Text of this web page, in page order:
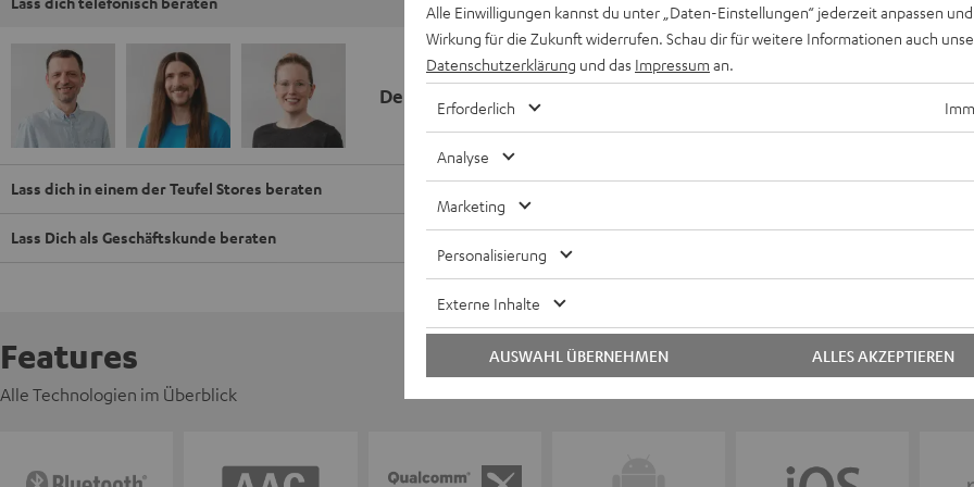
Deine Kaufberatung
Keinen Store in der Nähe? Kein Problem,
Lass dich in einem der Teufel Stores beraten
Lass Dich als Geschäftskunde beraten
Features
Alle Technologien im Überblick
Alle Einwilligungen kannst du unter „Daten-Einstellungen“ jederzeit anpassen
Wirkung für die Zukunft widerrufen. Schau dir für weitere Informationen auch
Datenschutzerklärung und das Impressum an.
Erforderlich
Analyse
Marketing
Personalisierung
Externe Inhalte
ALLES AKZEPTIEREN
AUSWAHL ÜBERNEHMEN